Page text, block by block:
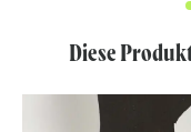
Diese